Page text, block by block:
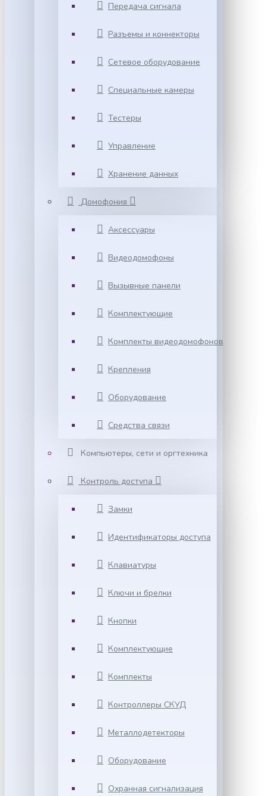
Передача сигнала
Разъемы и коннекторы
Сетевое оборудование
Специальные камеры
Тестеры
Управление
Хранение данных
Домофония
Аксессуары
Видеодомофоны
Вызывные панели
Комплектующие
Комплекты видеодомофонов
Крепления
Оборудование
Средства связи
Компьютеры, сети и оргтехника
Контроль доступа
Замки
Идентификаторы доступа
Клавиатуры
Ключи и брелки
Кнопки
Комплектующие
Комплекты
Контроллеры СКУД
Металлодетекторы
Оборудование
Охранная сигнализация